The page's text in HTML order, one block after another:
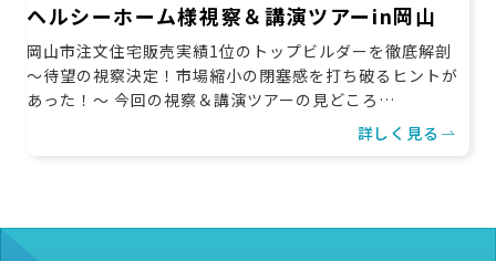
ヘルシーホーム様視察＆講演ツアーin岡山
岡山市注文住宅販売実績1位のトップビルダーを徹底解剖
～待望の視察決定！市場縮小の閉塞感を打ち破るヒントが
あった！～ 今回の視察＆講演ツアーの見どころ…
詳しく見る